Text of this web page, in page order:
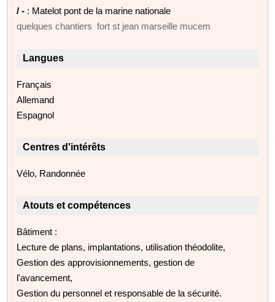
/ - : Matelot pont de la marine nationale
quelques chantiers fort st jean marseille mucem
Langues
Français
Allemand
Espagnol
Centres d'intérêts
Vélo, Randonnée
Atouts et compétences
Bâtiment :
Lecture de plans, implantations, utilisation théodolite,
Gestion des approvisionnements, gestion de
l'avancement,
Gestion du personnel et responsable de la sécurité.